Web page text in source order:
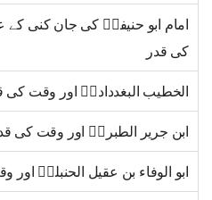
امام ابو حنیفہؒ کی جان کنی کے
کی قدر
الخطیب البغددادیؒ اور وقت کی
ابن جریر الطبریؒ اور وقت کی
ابو الوفاء بن عقیل الحنبلیؒ اور